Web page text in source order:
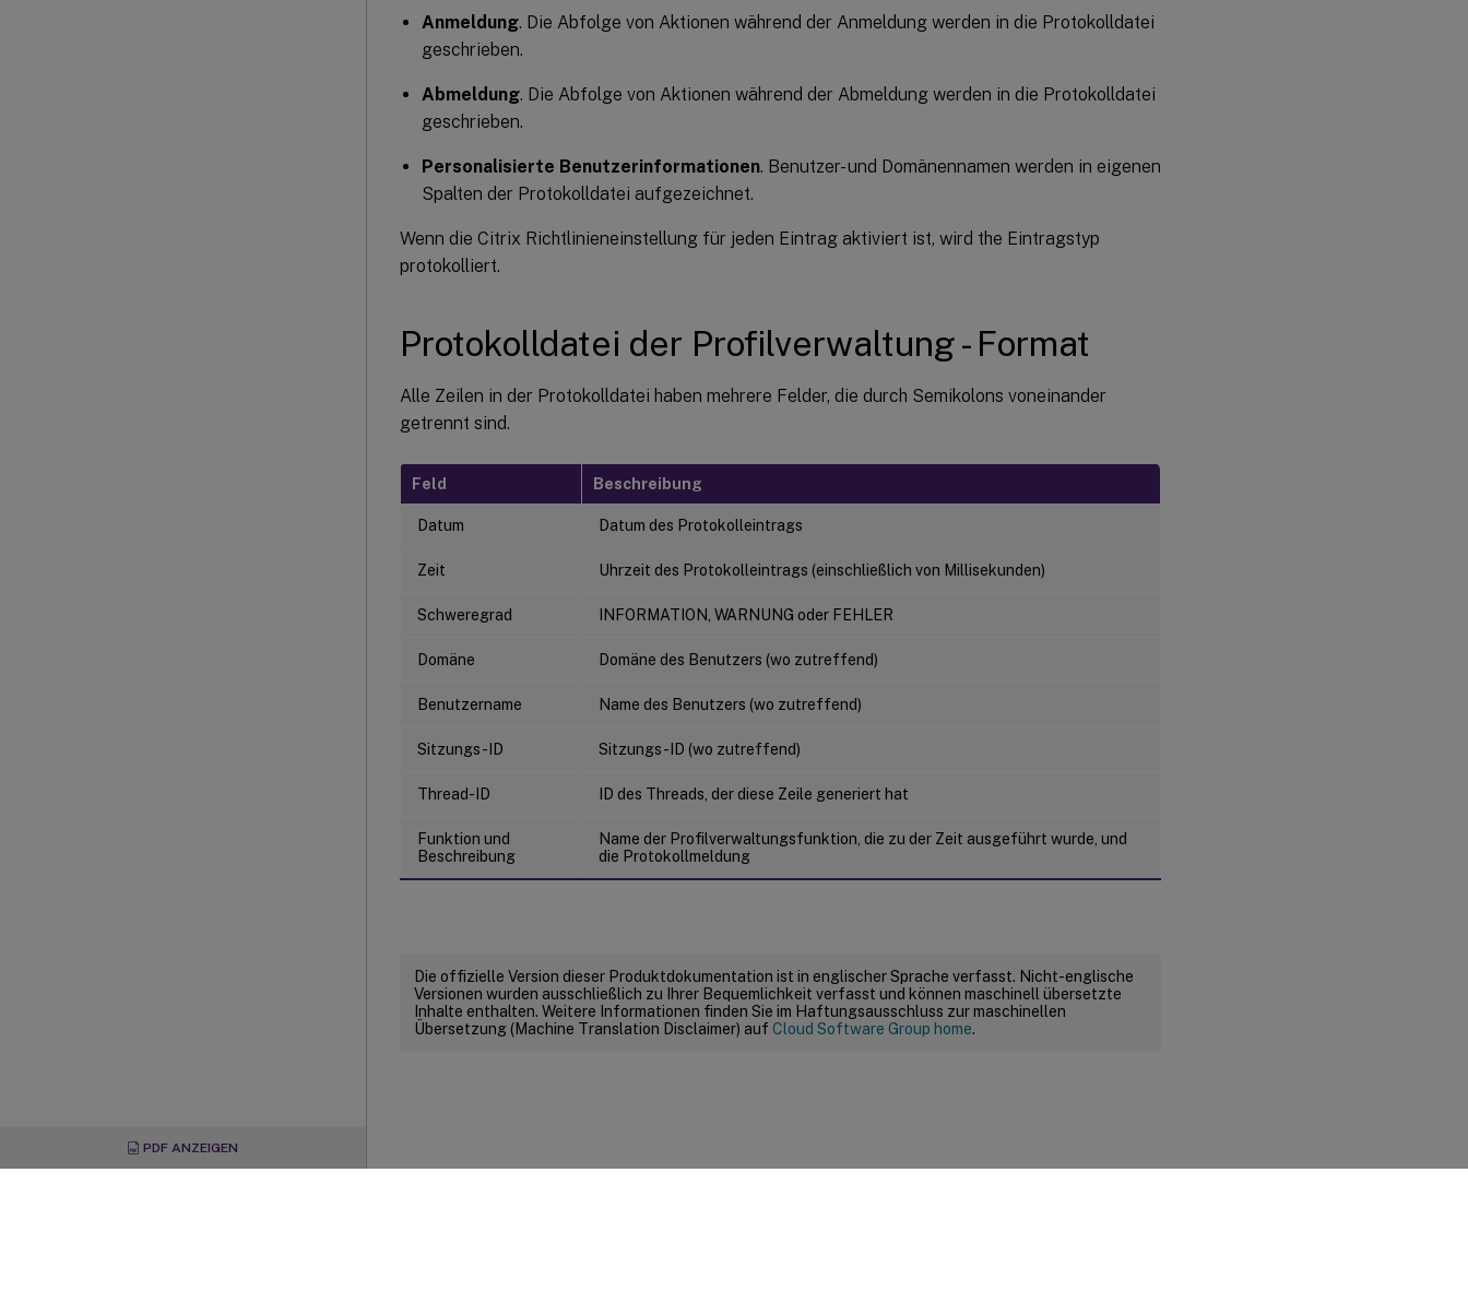
PDF ANZEIGEN
Anmeldung. Die Abfolge von Aktionen während der Anmeldung werden in die Protokolldatei
geschrieben.
Abmeldung. Die Abfolge von Aktionen während der Abmeldung werden in die Protokolldatei
geschrieben.
Personalisierte Benutzerinformationen. Benutzer- und Domänennamen werden in eigenen
Spalten der Protokolldatei aufgezeichnet.
Wenn die Citrix Richtlinieneinstellung für jeden Eintrag aktiviert ist, wird the Eintragstyp
protokolliert.
Protokolldatei der Profilverwaltung - Format
Alle Zeilen in der Protokolldatei haben mehrere Felder, die durch Semikolons voneinander
getrennt sind.
Feld Beschreibung
Datum Datum des Protokolleintrags
Zeit Uhrzeit des Protokolleintrags (einschließlich von Millisekunden)
Schweregrad INFORMATION, WARNUNG oder FEHLER
Domäne Domäne des Benutzers (wo zutreffend)
Benutzername Name des Benutzers (wo zutreffend)
Sitzungs-ID Sitzungs-ID (wo zutreffend)
Thread-ID ID des Threads, der diese Zeile generiert hat
Funktion und
Beschreibung
Name der Profilverwaltungsfunktion, die zu der Zeit ausgeführt wurde, und
die Protokollmeldung
Die offizielle Version dieser Produktdokumentation ist in englischer Sprache verfasst. Nicht-englische
Versionen wurden ausschließlich zu Ihrer Bequemlichkeit verfasst und können maschinell übersetzte
Inhalte enthalten. Weitere Informationen finden Sie im Haftungsausschluss zur maschinellen
Übersetzung (Machine Translation Disclaimer) auf Cloud Software Group home.